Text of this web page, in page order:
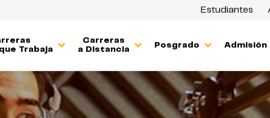
Estudiantes
Trabaja
Carreras
a Distancia
Posgrado Admisión